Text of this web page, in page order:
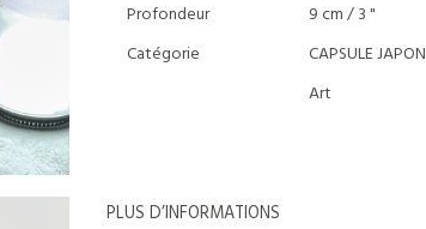
Profondeur
9 cm / 3 "
Catégorie
CAPSULE JAPON
Art
PLUS D’INFORMATIONS